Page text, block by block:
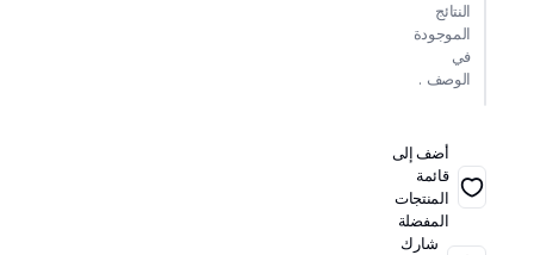
النتائج
الموجودة
في
الوصف .
أضف إلى
قائمة
المنتجات
المفضلة
شارك